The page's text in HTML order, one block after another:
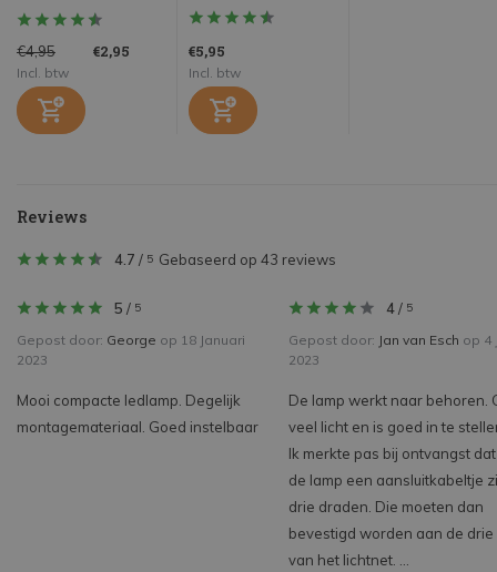
€4,95 €2,95
Incl. btw
€5,95
Incl. btw
Reviews
4.7 / 5 Gebaseerd op 43 reviews
5 / 5
Gepost door: George op 18 Januari
2023
Mooi compacte ledlamp. Degelijk
montagemateriaal. Goed instelbaar
4/ 5
Gepost door: Jan van Esch op 4
2023
De lamp werkt naar behoren.
veel licht en is goed in te
Ik merkte pas bij ontvangst
de lamp een aansluitkabeltje
drie draden. Die moeten dan
bevestigd worden aan de
van het lichtnet. ...